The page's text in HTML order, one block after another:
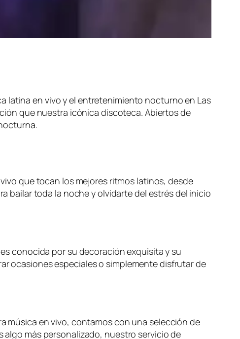
latina en vivo y el entretenimiento nocturno en Las
que nuestra icónica discoteca. Abiertos de
que tocan los mejores ritmos latinos, desde
bailar toda la noche y olvidarte del estrés del inicio
conocida por su decoración exquisita y su
ocasiones especiales o simplemente disfrutar de
música en vivo, contamos con una selección de
más personalizado, nuestro servicio de